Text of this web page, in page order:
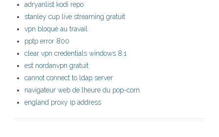
adryanlist kodi repo
stanley cup live streaming gratuit
vpn bloqué au travail
pptp error 800
clear vpn credentials windows 8.1
est nordanvpn gratuit
cannot connect to ldap server
navigateur web de lheure du pop-corn
england proxy ip address